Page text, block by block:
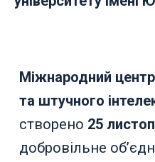
Міжнародний
та штучного
створено 25
добровільне